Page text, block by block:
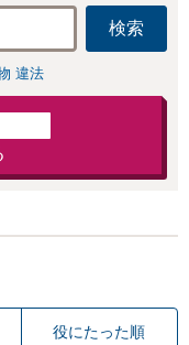
検索
違法
役にたった順